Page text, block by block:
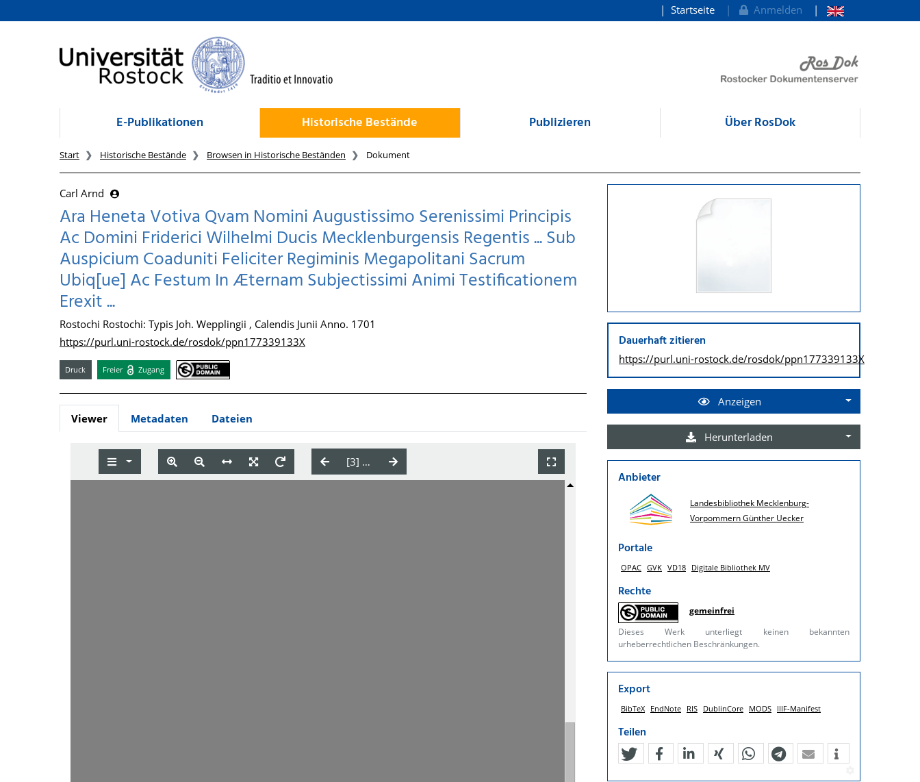
zum Inhalt
Startseite Anmelden
E-Publikationen Historische Bestände Publizieren Über RosDok
Start Historische Bestände Browsen in Historische Beständen Dokument
Carl Arnd
Ara Heneta Votiva Qvam Nomini Augustissimo Serenissimi Principis
Ac Domini Friderici Wilhelmi Ducis Mecklenburgensis Regentis ... Sub
Auspicium Coaduniti Feliciter Regiminis Megapolitani Sacrum
Ubiq[ue] Ac Festum In Æternam Subjectissimi Animi Testificationem
Erexit ...
Rostochi Rostochi: Typis Joh. Wepplingii , Calendis Junii Anno. 1701
https://purl.uni-rostock.de/rosdok/ppn177339133X
Druck Freier Zugang
Viewer Metadaten Dateien
Dauerhaft zitieren
https://purl.uni-rostock.de/rosdok/ppn177339133X
Anzeigen
Herunterladen
Anbieter
Landesbibliothek Mecklenburg-
Vorpommern Günther Uecker
Portale
OPAC GVK VD18 Digitale Bibliothek MV
Rechte
gemeinfrei
Dieses Werk unterliegt keinen bekannten
urheberrechtlichen Beschränkungen.
Export
BibTeX EndNote RIS DublinCore MODS IIIF-Manifest
Teilen